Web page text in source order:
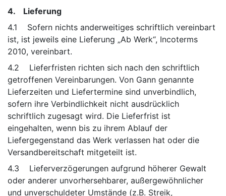
4. Lieferung
4.1 Sofern nichts anderweitiges schriftlich vereinbart
ist, ist jeweils eine Lieferung „Ab Werk“, Incoterms
2010, vereinbart.
4.2 Lieferfristen richten sich nach den schriftlich
getroffenen Vereinbarungen. Von Gann genannte
Lieferzeiten und Liefertermine sind unverbindlich,
sofern ihre Verbindlichkeit nicht ausdrücklich
schriftlich zugesagt wird. Die Lieferfrist ist
eingehalten, wenn bis zu ihrem Ablauf der
Liefergegenstand das Werk verlassen hat oder die
Versandbereitschaft mitgeteilt ist.
4.3 Lieferverzögerungen aufgrund höherer Gewalt
oder anderer unvorhersehbarer, außergewöhnlicher
und unverschuldeter Umstände (z.B. Streik,